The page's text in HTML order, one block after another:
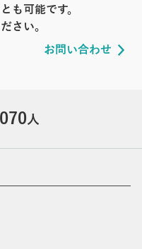
も可能です。
さい。
お問い合わせ
人